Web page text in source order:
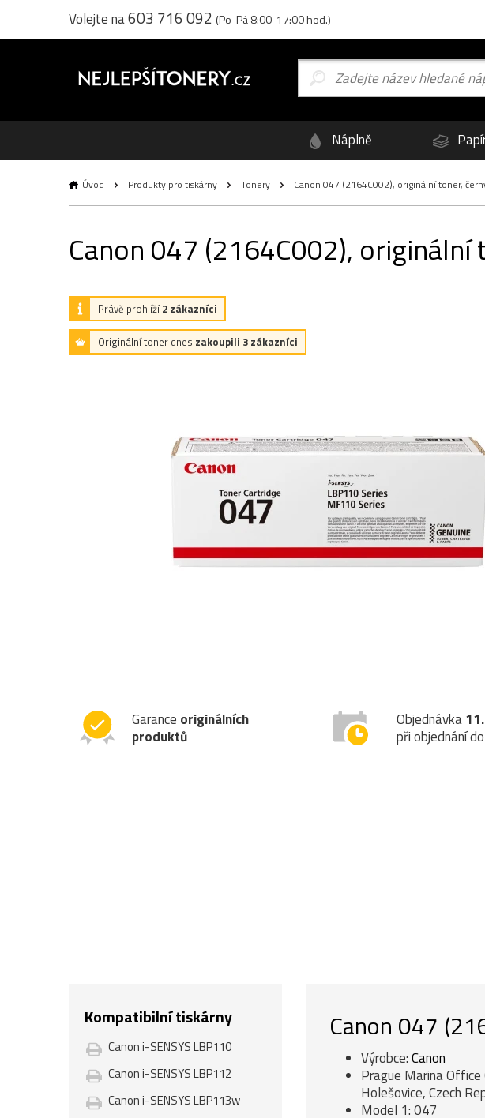
Volejte na603 716 092 (Po-Pá 8:00-17:00 hod.)
Náplně
Úvod Produkty pro tiskárny Tonery Canon 047 (2164C002), originální toner,
Canon 047 (2164C002),
Právě prohlíží2 zákazníci
Originální toner dnes zakoupili 3 zákazníci
Garance originálních
produktů
Objednávka
při objednání
Kompatibilní tiskárny
Canon i-SENSYS LBP110
Canon i-SENSYS LBP112
Canon i-SENSYS LBP113w
Canon 047
Výrobce:Canon
Prague Marina
Holešovice, Czech
Model 1: 047